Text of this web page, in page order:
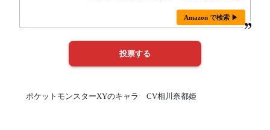
Amazon で検索 ▶
ポケットモンスターXYのキャラ CV相川奈都姫